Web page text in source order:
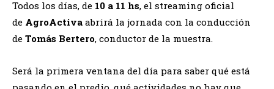
Todos los días, de 10 a 11 hs, el streaming oficial
de AgroActiva abrirá la jornada con la conducción
de Tomás Bertero, conductor de la muestra.
Será la primera ventana del día para saber qué está